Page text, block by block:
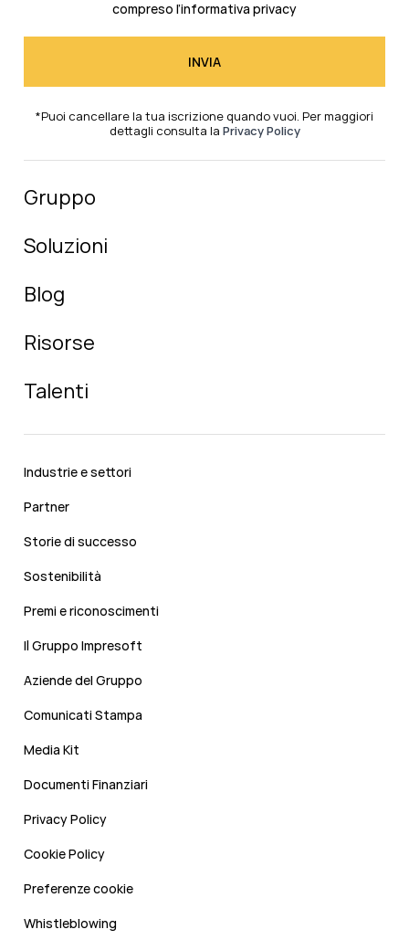
compreso l’informativa privacy
*Puoi cancellare la tua iscrizione quando vuoi. Per maggiori
dettagli consulta la Privacy Policy
Gruppo
Soluzioni
Blog
Risorse
Talenti
Industrie e settori
Partner
Storie di successo
Sostenibilità
Premi e riconoscimenti
Il Gruppo Impresoft
Aziende del Gruppo
Comunicati Stampa
Media Kit
Documenti Finanziari
Privacy Policy
Cookie Policy
Preferenze cookie
Whistleblowing